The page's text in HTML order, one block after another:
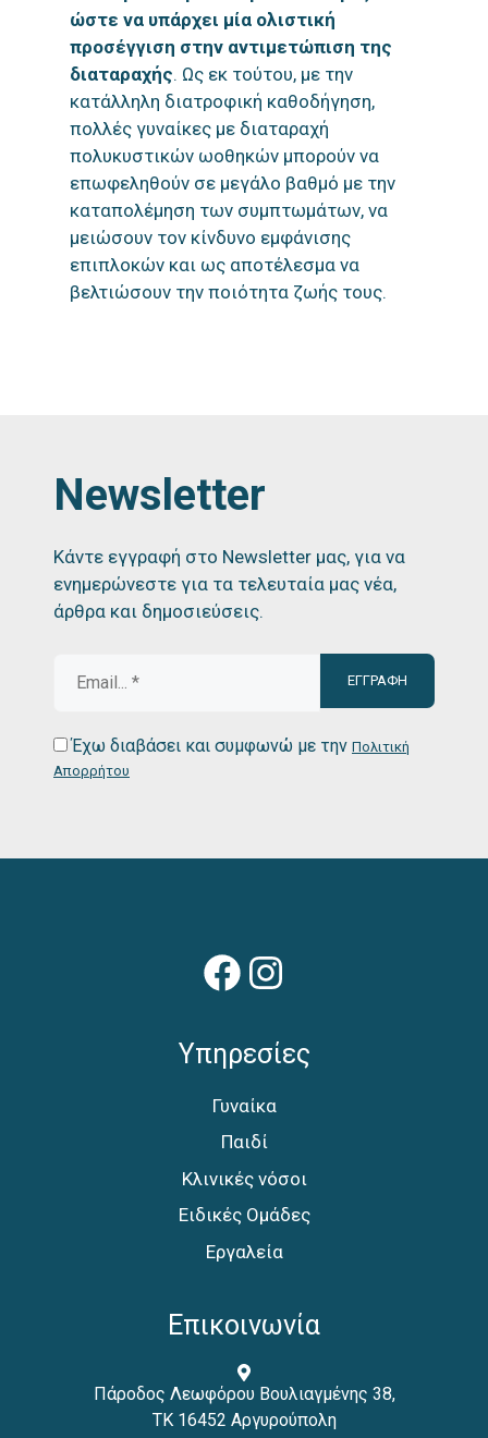
ώστε να υπάρχει μία ολιστική
προσέγγιση στην αντιμετώπιση της
διαταραχής. Ως εκ τούτου, με την
κατάλληλη διατροφική καθοδήγηση,
πολλές γυναίκες με διαταραχή
πολυκυστικών ωοθηκών μπορούν να
επωφεληθούν σε μεγάλο βαθμό με την
καταπολέμηση των συμπτωμάτων, να
μειώσουν τον κίνδυνο εμφάνισης
επιπλοκών και ως αποτέλεσμα να
βελτιώσουν την ποιότητα ζωής τους.
Newsletter
Κάντε εγγραφή στο Newsletter μας, για να
ενημερώνεστε για τα τελευταία μας νέα,
άρθρα και δημοσιεύσεις.
Έχω διαβάσει και συμφωνώ με την Πολιτική
Απορρήτου
FacebookInstagram
Υπηρεσίες
Γυναίκα
Παιδί
Κλινικές νόσοι
Ειδικές Ομάδες
Εργαλεία
Επικοινωνία
Πάροδος Λεωφόρου Βουλιαγμένης 38,
ΤΚ 16452 Αργυρούπολη